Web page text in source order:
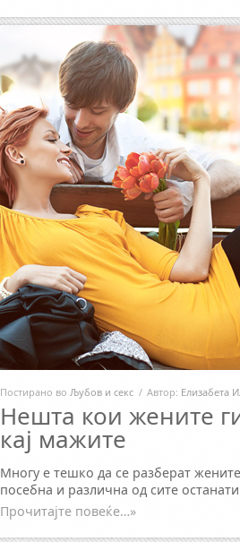
Постирано во Љубов и секс / Автор: Елизабета
Нешта кои жените
кај мажите
Многу е тешко да се разберат
посебна и различна од сите
Прочитајте повеќе…»